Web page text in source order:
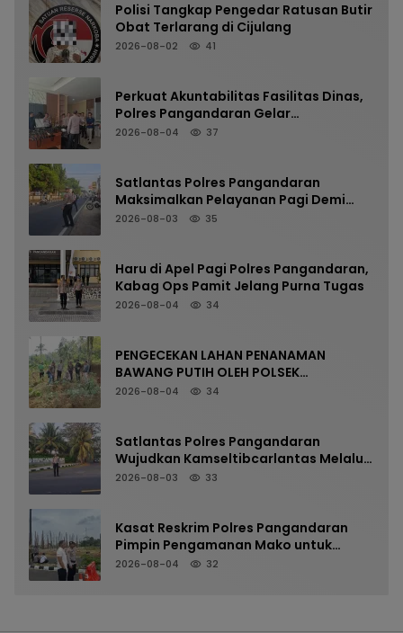
Polisi Tangkap Pengedar Ratusan Butir
Obat Terlarang di Cijulang
2026-08-02 41
Perkuat Akuntabilitas Fasilitas Dinas,
Polres Pangandaran Gelar
Pemeriksaan Senpi Berkala
2026-08-04 37
Satlantas Polres Pangandaran
Maksimalkan Pelayanan Pagi Demi
Kelancaran Arus Kendaraan
2026-08-03 35
Haru di Apel Pagi Polres Pangandaran,
Kabag Ops Pamit Jelang Purna Tugas
2026-08-04 34
PENGECEKAN LAHAN PENANAMAN
BAWANG PUTIH OLEH POLSEK
LANGKAPLANCAR DUKUNG PROGRAM
2026-08-04 34
Satlantas Polres Pangandaran
Wujudkan Kamseltibcarlantas Melalui
Pelayanan Arus Pagi
2026-08-03 33
Kasat Reskrim Polres Pangandaran
Pimpin Pengamanan Mako untuk
Perkuat Kesiapsiagaan Personel
2026-08-04 32